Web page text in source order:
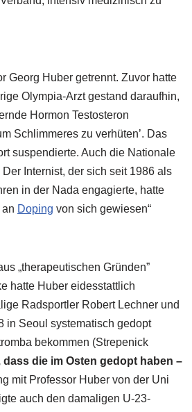
Georg Huber getrennt. Zuvor hatte
Olympia-Arzt gestand daraufhin,
Hormon Testosteron
Schlimmeres zu verhüten’. Das
suspendierte. Auch die Nationale
Internist, der sich seit 1986 als
in der Nada engagierte, hatte
Doping von sich gewiesen“
„therapeutischen Gründen”
hatte Huber eidesstattlich
Radsportler Robert Lechner und
in Seoul systematisch gedopt
bekommen (Strepenick
dass die im Osten gedopt haben –
mit Professor Huber von der Uni
auch den damaligen U-23-